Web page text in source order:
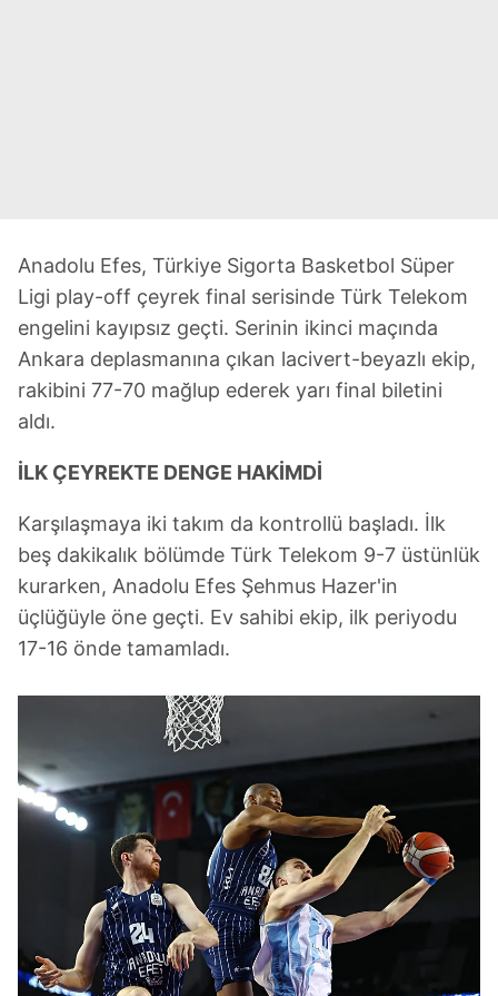
Anadolu Efes, Türkiye Sigorta Basketbol Süper
Ligi play-off çeyrek final serisinde Türk Telekom
engelini kayıpsız geçti. Serinin ikinci maçında
Ankara deplasmanına çıkan lacivert-beyazlı ekip,
rakibini 77-70 mağlup ederek yarı final biletini
aldı.
İLK ÇEYREKTE DENGE HAKİMDİ
Karşılaşmaya iki takım da kontrollü başladı. İlk
beş dakikalık bölümde Türk Telekom 9-7 üstünlük
kurarken, Anadolu Efes Şehmus Hazer'in
üçlüğüyle öne geçti. Ev sahibi ekip, ilk periyodu
17-16 önde tamamladı.